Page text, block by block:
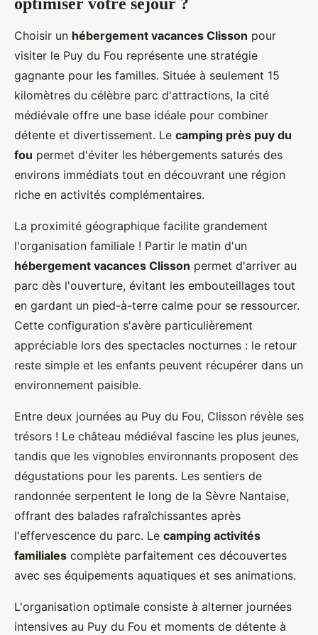
Choisir un hébergement vacances Clisson pour
visiter le Puy du Fou représente une stratégie
gagnante pour les familles. Située à seulement 15
kilomètres du célèbre parc d'attractions, la cité
médiévale offre une base idéale pour combiner
détente et divertissement. Le camping près puy du
fou permet d'éviter les hébergements saturés des
environs immédiats tout en découvrant une région
riche en activités complémentaires.
La proximité géographique facilite grandement
l'organisation familiale ! Partir le matin d'un
hébergement vacances Clisson permet d'arriver au
parc dès l'ouverture, évitant les embouteillages tout
en gardant un pied-à-terre calme pour se ressourcer.
Cette configuration s'avère particulièrement
appréciable lors des spectacles nocturnes : le retour
reste simple et les enfants peuvent récupérer dans un
environnement paisible.
Entre deux journées au Puy du Fou, Clisson révèle ses
trésors ! Le château médiéval fascine les plus jeunes,
tandis que les vignobles environnants proposent des
dégustations pour les parents. Les sentiers de
randonnée serpentent le long de la Sèvre Nantaise,
offrant des balades rafraîchissantes après
l'effervescence du parc. Le camping activités
familiales complète parfaitement ces découvertes
avec ses équipements aquatiques et ses animations.
L'organisation optimale consiste à alterner journées
intensives au Puy du Fou et moments de détente à